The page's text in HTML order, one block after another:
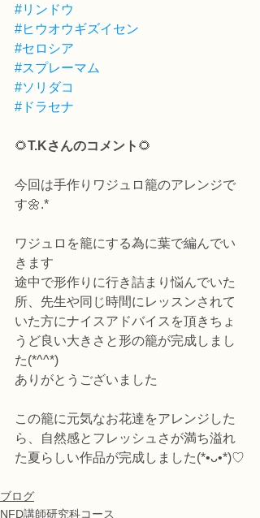
#リンドウ
#ヒウオウギズイセン
#セロシア
#スプレーマム
#ソリダコ
#ドラセナ
🌻T.Kさんのコメント 🌻
今回は手作りワジュロ籠のアレンジで
す🌼.*
ワジュロを籠にする為に葉で編んでい
きます
途中で形作りに行き詰まり悩んでいた
所、先生や同じ時間にレッスンされて
いた方にナイスアドバイスを頂きちょ
うど良い大きさと形の籠が完成しまし
た(*^^*)
ありがとうございました
この籠に元気なお花達をアレンジした
ら、自然感とフレッシュさが満ち溢れ
た夏らしい作品が完成しました(*•ᴗ•*)♡
ブログ
NFD講師研究科コース